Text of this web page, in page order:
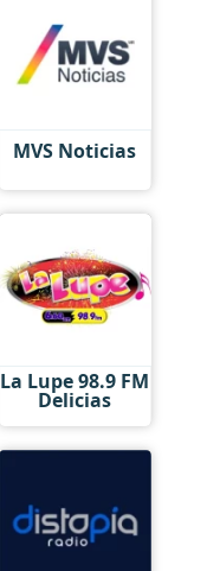
MVS Noticias
La Lupe 98.9 FM
Delicias